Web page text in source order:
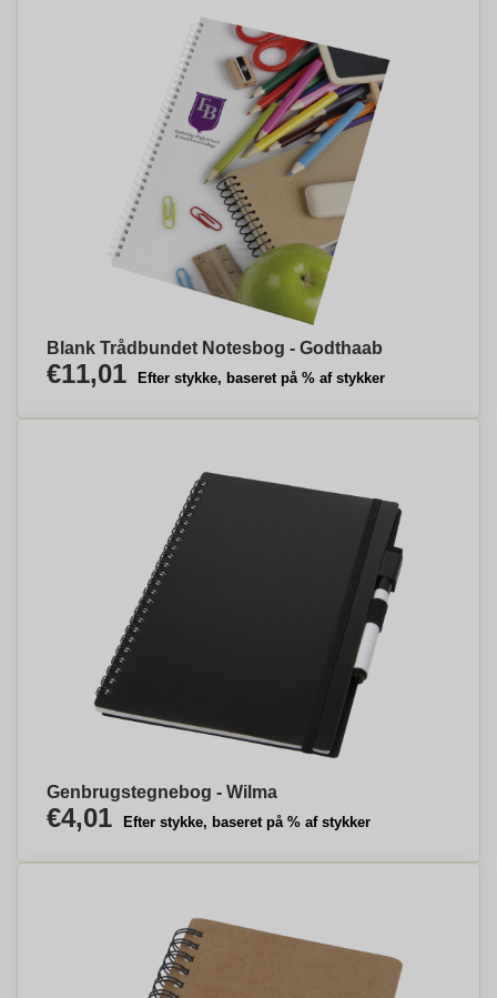
Blank Trådbundet Notesbog - Godthaab
€11,01 Efter stykke, baseret på % af stykker
Genbrugstegnebog - Wilma
€4,01 Efter stykke, baseret på % af stykker